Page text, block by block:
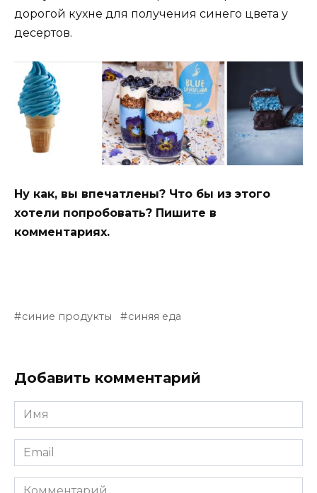
дорогой кухне для получения синего цвета у
десертов.
Ну как, вы впечатлены? Что бы из этого
хотели попробовать? Пишите в
комментариях.
синие продукты синяя еда
Добавить комментарий
Имя
*
Email
*
Комментарий